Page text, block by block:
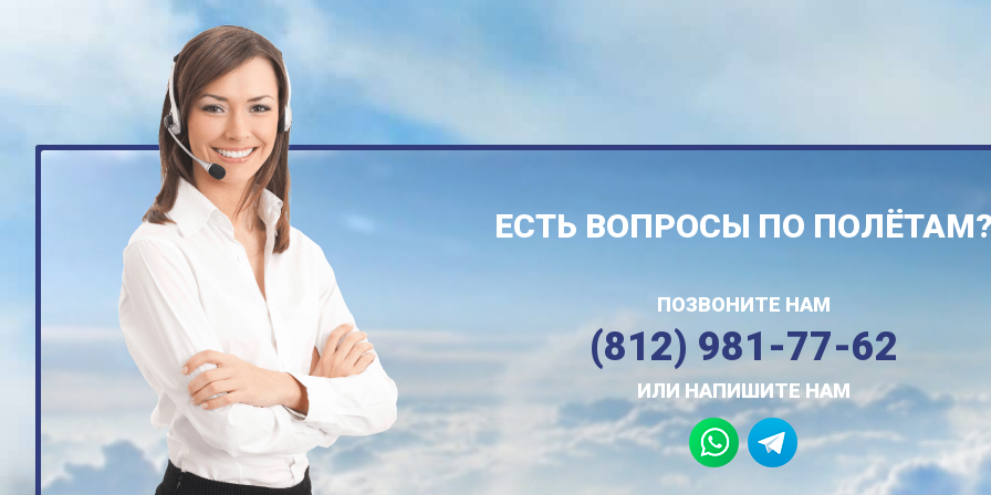
ЕСТЬ ВОПРОСЫ ПО
ПОЗВОНИТЕ НАМ
(812) 981-77-62
ИЛИ НАПИШИТЕ НАМ